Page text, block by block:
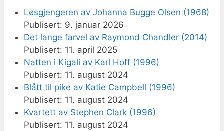
Løsgjengeren av Johanna Bugge Olsen (1968)
9. januar 2026
Det lange farvel av Raymond Chandler (2014)
11. april 2025
Natten i Kigali av Karl Hoff (1996)
11. august 2024
Blått til pike av Katie Campbell (1996)
11. august 2024
Kvartett av Stephen Clark (1996)
11. august 2024